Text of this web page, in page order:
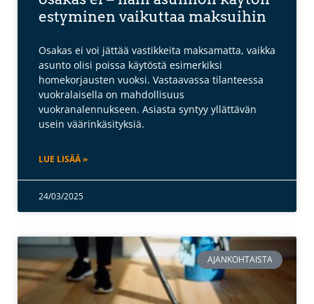
estyminen vaikuttaa maksuihin
Osakas ei voi jättää vastikkeita maksamatta, vaikka
asunto olisi poissa käytöstä esimerkiksi
homekorjausten vuoksi. Vastaavassa tilanteessa
vuokralaisella on mahdollisuus
vuokranalennukseen. Asiasta syntyy yllättävän
usein väärinkäsityksiä.
LUE LISÄÄ »
24/03/2025
AJANKOHTAISTA